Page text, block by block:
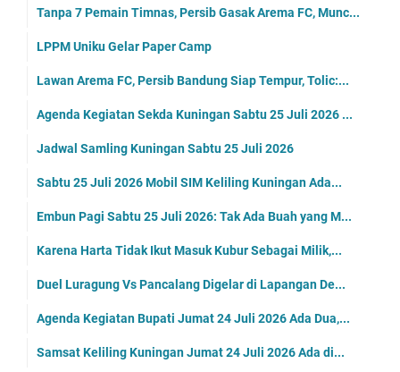
Tanpa 7 Pemain Timnas, Persib Gasak Arema FC, Munc...
LPPM Uniku Gelar Paper Camp
Lawan Arema FC, Persib Bandung Siap Tempur, Tolic:...
Agenda Kegiatan Sekda Kuningan Sabtu 25 Juli 2026 ...
Jadwal Samling Kuningan Sabtu 25 Juli 2026
Sabtu 25 Juli 2026 Mobil SIM Keliling Kuningan Ada...
Embun Pagi Sabtu 25 Juli 2026: Tak Ada Buah yang M...
Karena Harta Tidak Ikut Masuk Kubur Sebagai Milik,...
Duel Luragung Vs Pancalang Digelar di Lapangan De...
Agenda Kegiatan Bupati Jumat 24 Juli 2026 Ada Dua,...
Samsat Keliling Kuningan Jumat 24 Juli 2026 Ada di...